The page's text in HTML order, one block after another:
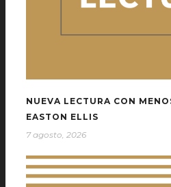
NUEVA LECTURA CON
EASTON ELLIS
7 agosto, 2026